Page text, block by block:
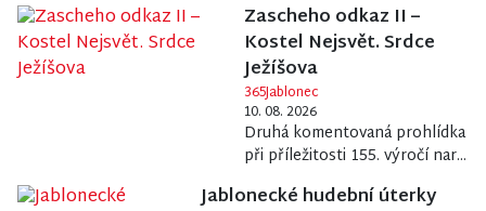
Zascheho odkaz II –
Kostel Nejsvět. Srdce
Ježíšova
365Jablonec
10. 08. 2026
Druhá komentovaná prohlídka
při příležitosti 155. výročí nar...
Jablonecké hudební úterky